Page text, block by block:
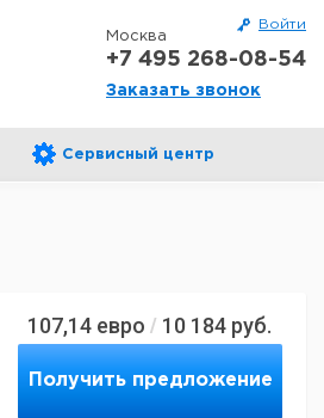
Войти
Москва
+7 495 268-08-54
Заказать звонок
Сервисный центр
107,14 евро / 10 184 руб.
Получить предложение